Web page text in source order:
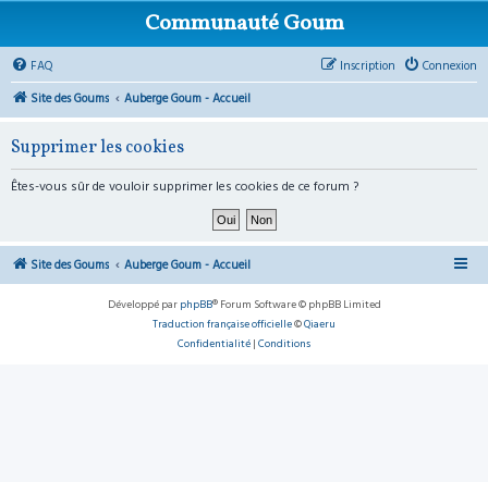
Communauté Goum
FAQ Connexion
Inscription
Site des Goums
Auberge Goum - Accueil
Supprimer les cookies
Êtes-vous sûr de vouloir supprimer les cookies de ce forum ?
Site des Goums Auberge Goum - Accueil
Développé par phpBB® Forum Software © phpBB Limited
Traduction française officielle©Qiaeru
Confidentialité | Conditions